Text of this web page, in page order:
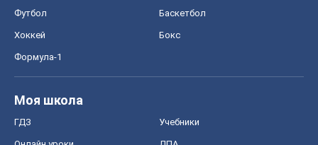
Футбол Баскетбол
Хоккей Бокс
Формула-1
Моя школа
ГДЗ Учебники